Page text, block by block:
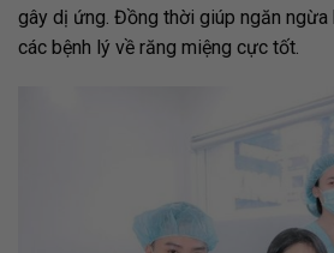
gây dị ứng. Đồng thời giúp ngăn ngừa
các bệnh lý về răng miệng cực tốt.